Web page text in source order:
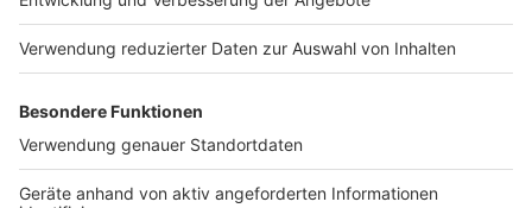
Münster repräsentiert die 57 regionalen
Mitgliedssparkassen mit 23.000 Mitarbeitern und einer
Bilanzsumme von 140 Mrd. Euro.
Anzeige